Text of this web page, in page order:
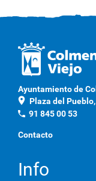
Ayuntamiento de
location_on Plaza del Pueblo,
phone 91 845 00 53
Contacto
Info